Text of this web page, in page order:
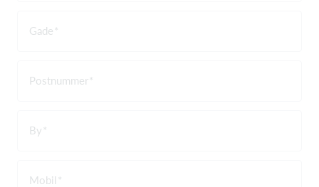
Gade
Postnummer
By
Mobil